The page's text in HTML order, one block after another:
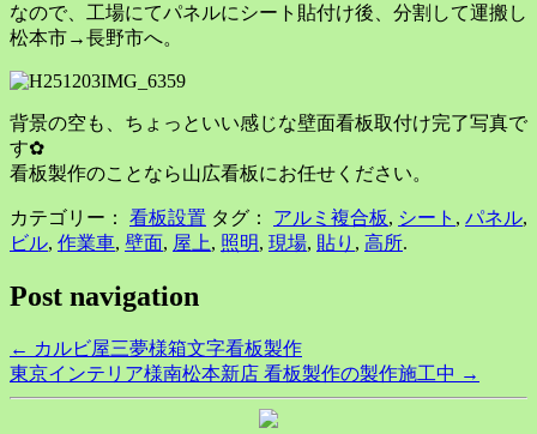
なので、工場にてパネルにシート貼付け後、分割して運搬し
松本市→長野市へ。
背景の空も、ちょっといい感じな壁面看板取付け完了写真で
す✿
看板製作のことなら山広看板にお任せください。
カテゴリー： 看板設置 タグ： アルミ複合板, シート , パネル,
ビル, 作業車, 壁面, 屋上, 照明, 現場, 貼り , 高所.
Post navigation
← カルビ屋三夢様箱文字看板製作
東京インテリア様南松本新店 看板製作の製作施工中 →